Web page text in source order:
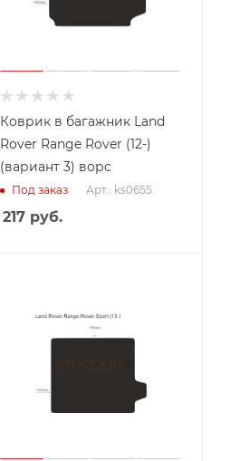
Коврик в багажник Land
Rover Range Rover (12-)
(вариант 3) ворс
Под заказ Арт.: ks0655
217руб.